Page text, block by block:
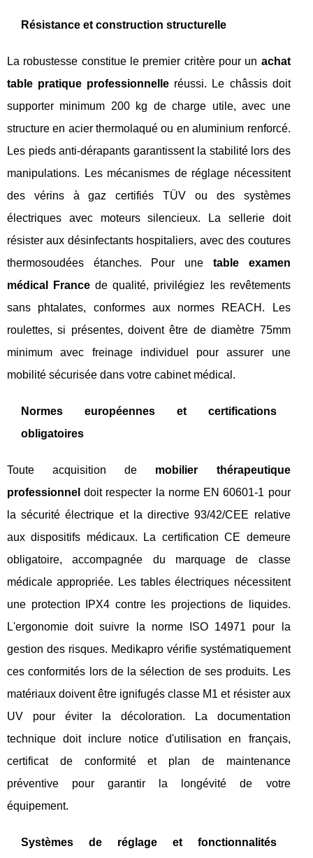
Résistance et construction structurelle
La robustesse constitue le premier critère pour un achat
table pratique professionnelle réussi. Le châssis doit
supporter minimum 200 kg de charge utile, avec une
structure en acier thermolaqué ou en aluminium renforcé.
Les pieds anti-dérapants garantissent la stabilité lors des
manipulations. Les mécanismes de réglage nécessitent
des vérins à gaz certifiés TÜV ou des systèmes
électriques avec moteurs silencieux. La sellerie doit
résister aux désinfectants hospitaliers, avec des coutures
thermosoudées étanches. Pour une table examen
médical France de qualité, privilégiez les revêtements
sans phtalates, conformes aux normes REACH. Les
roulettes, si présentes, doivent être de diamètre 75mm
minimum avec freinage individuel pour assurer une
mobilité sécurisée dans votre cabinet médical.
Normes européennes et certifications
obligatoires
Toute acquisition de mobilier thérapeutique
professionnel doit respecter la norme EN 60601-1 pour
la sécurité électrique et la directive 93/42/CEE relative
aux dispositifs médicaux. La certification CE demeure
obligatoire, accompagnée du marquage de classe
médicale appropriée. Les tables électriques nécessitent
une protection IPX4 contre les projections de liquides.
L'ergonomie doit suivre la norme ISO 14971 pour la
gestion des risques. Medikapro vérifie systématiquement
ces conformités lors de la sélection de ses produits. Les
matériaux doivent être ignifugés classe M1 et résister aux
UV pour éviter la décoloration. La documentation
technique doit inclure notice d'utilisation en français,
certificat de conformité et plan de maintenance
préventive pour garantir la longévité de votre
équipement.
Systèmes de réglage et fonctionnalités